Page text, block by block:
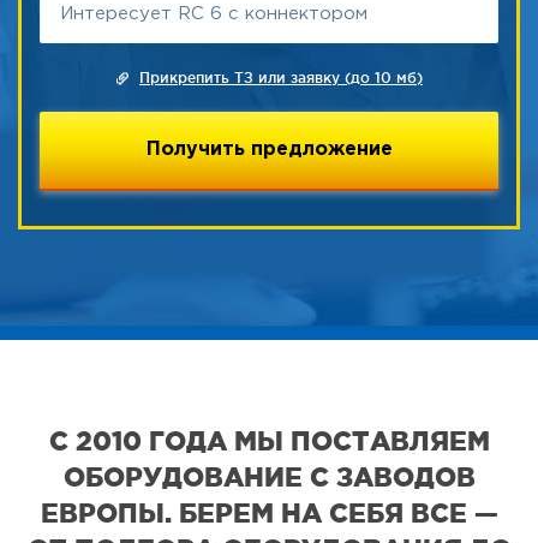
Прикрепить ТЗ или заявку (до 10 мб)
С 2010 ГОДА МЫ ПОСТАВЛЯЕМ
ОБОРУДОВАНИЕ С ЗАВОДОВ
ЕВРОПЫ. БЕРЕМ НА СЕБЯ ВСЕ —